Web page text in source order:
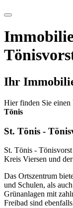
Ihr
Hier finden Sie
Tönis
St. Tönis -
St. Tönis -
Kreis Viersen und
Das Ortszentrum
und Schulen, als
Grünanlagen mit
Freibad sind